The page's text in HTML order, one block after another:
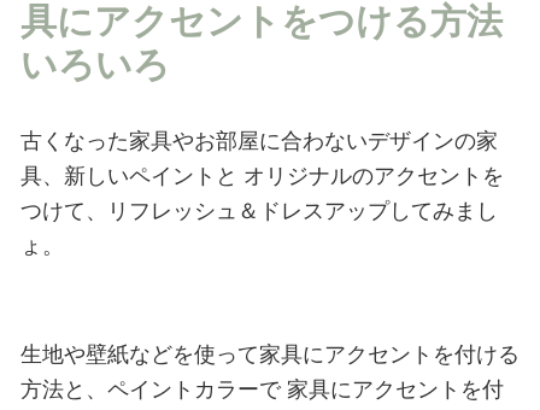
具にアクセントをつける方法
いろいろ
古くなった家具やお部屋に合わないデザインの家
具、新しいペイントと オリジナルのアクセントを
つけて、リフレッシュ＆ドレスアップしてみまし
ょ。
生地や壁紙などを使って家具にアクセントを付ける
方法と、ペイントカラーで家具にアクセントを付